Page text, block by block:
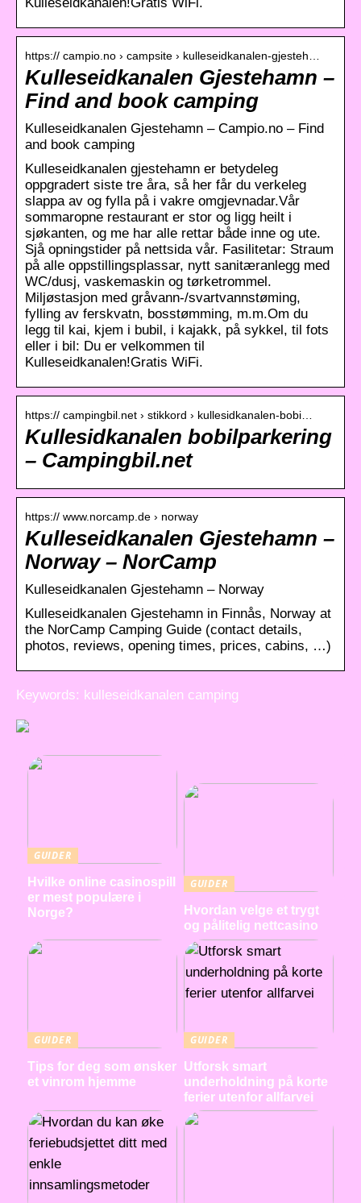
https:// campio.no › campsite › kulleseidkanalen-gjesteh…
Kulleseidkanalen Gjestehamn –
Find and book camping
Kulleseidkanalen Gjestehamn – Campio.no – Find
and book camping
Kulleseidkanalen gjestehamn er betydeleg
oppgradert siste tre åra, så her får du verkeleg
slappa av og fylla på i vakre omgjevnadar.Vår
sommaropne restaurant er stor og ligg heilt i
sjøkanten, og me har alle rettar både inne og ute.
Sjå opningstider på nettsida vår. Fasilitetar: Straum
på alle oppstillingsplassar, nytt sanitæranlegg med
WC/dusj, vaskemaskin og tørketrommel.
Miljøstasjon med gråvann-/svartvannstøming,
fylling av ferskvatn, bosstømming, m.m.Om du
legg til kai, kjem i bubil, i kajakk, på sykkel, til fots
eller i bil: Du er velkommen til
Kulleseidkanalen!Gratis WiFi.
https:// campingbil.net › stikkord › kullesidkanalen-bobi…
Kullesidkanalen bobilparkering
– Campingbil.net
https:// www.norcamp.de › norway
Kulleseidkanalen Gjestehamn –
Norway – NorCamp
Kulleseidkanalen Gjestehamn – Norway
Kulleseidkanalen Gjestehamn in Finnås, Norway at
the NorCamp Camping Guide (contact details,
photos, reviews, opening times, prices, cabins, …)
Keywords: kulleseidkanalen camping
GUIDER
Hvilke online casinospill
er mest populære i
Norge?
GUIDER
Hvordan velge et trygt
og pålitelig nettcasino
GUIDER
Tips for deg som ønsker
et vinrom hjemme
GUIDER
Utforsk smart
underholdning på korte
ferier utenfor allfarvei